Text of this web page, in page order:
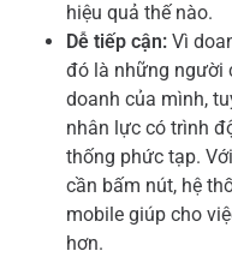
hiệu quả thế nào.
Dễ tiếp cận: Vì
đó là những người
doanh của mình,
nhân lực có trình
thống phức tạp.
cần bấm nút, hệ
mobile giúp cho
hơn.